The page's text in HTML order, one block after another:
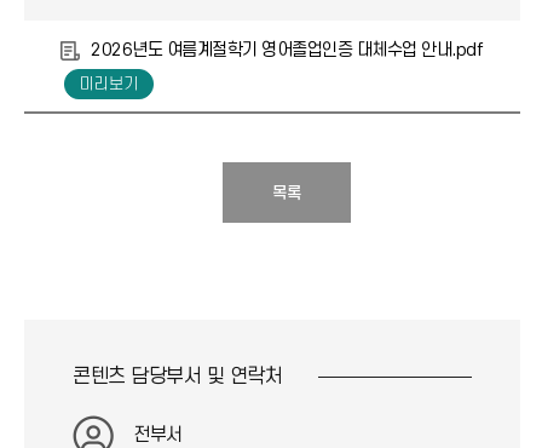
2026년도 여름계절학기 영어졸업인증 대체수업 안내.pdf
목록
콘텐츠 담당부서 및 연락처
전부서